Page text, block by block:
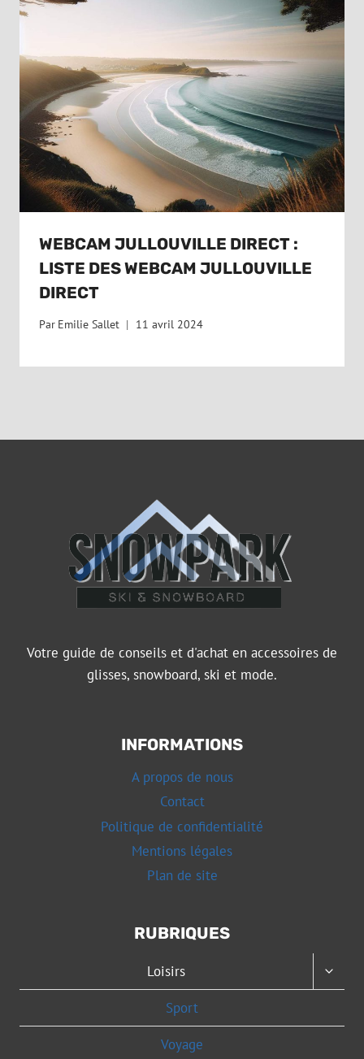
WEBCAM JULLOUVILLE DIRECT :
LISTE DES WEBCAM JULLOUVILLE
DIRECT
Par Emilie Sallet 11 avril 2024
Votre guide de conseils et d'achat en accessoires de
glisses, snowboard, ski et mode.
INFORMATIONS
A propos de nous
Contact
Politique de confidentialité
Mentions légales
Plan de site
RUBRIQUES
Loisirs
Sport
Voyage